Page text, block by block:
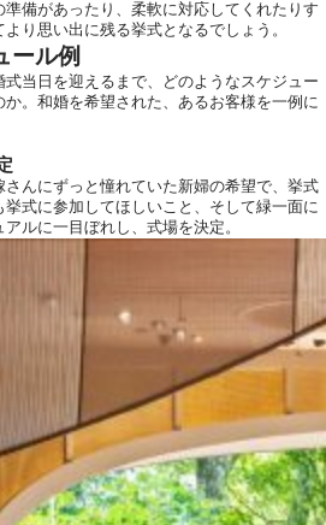
備があったり、柔軟に対応してくれたりす
り思い出に残る挙式となるでしょう。
ール例
当日を迎えるまで、どのようなスケジュー
。和婚を希望された、あるお客様を一例に
んにずっと憧れていた新婦の希望で、挙式
式に参加してほしいこと、そして緑一面に
ルに一目ぼれし、式場を決定。